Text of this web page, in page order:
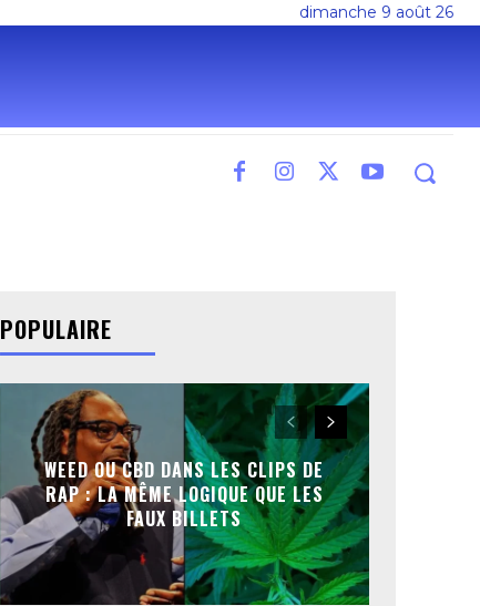
dimanche 9 août 26
POPULAIRE
WEED OU CBD DANS LES CLIPS DE
RAP : LA MÊME LOGIQUE QUE LES
FAUX BILLETS